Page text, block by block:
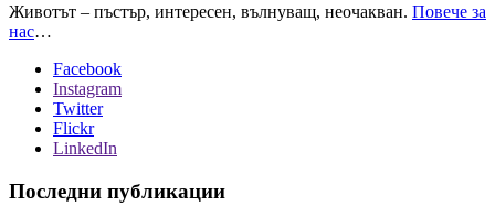
Животът – пъстър, интересен, вълнуващ, неочакван. Повече за
нас…
Facebook
Instagram
Twitter
Flickr
LinkedIn
Последни публикации